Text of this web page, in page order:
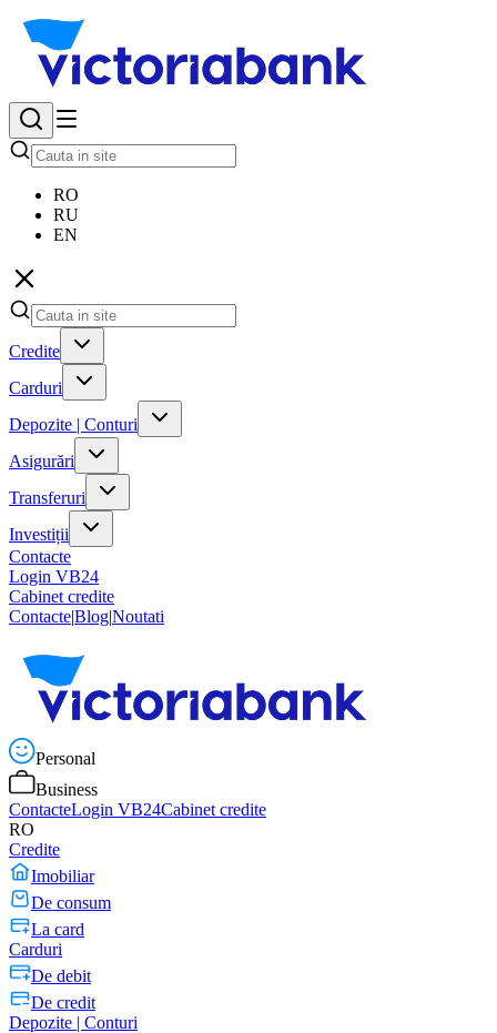
RO
RU
EN
Credite
Carduri
Depozite | Conturi
Asigurări
Transferuri
Investiții
Contacte
Login VB24
Cabinet credite
Contacte|Blog|Noutati
Personal
Business
ContacteLogin VB24Cabinet credite
RO
Credite
Imobiliar
De consum
La card
Carduri
De debit
De credit
Depozite | Conturi